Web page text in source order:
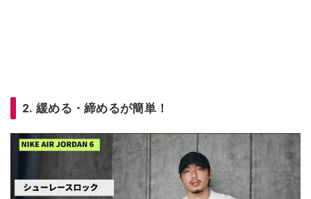
2. 緩める・締めるが簡単！